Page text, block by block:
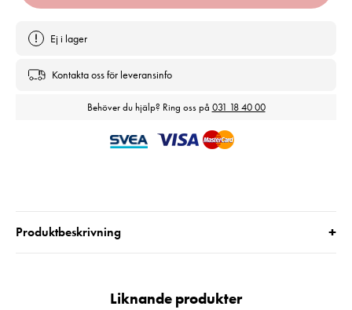
Ej i lager
Kontakta oss för leveransinfo
Behöver du hjälp? Ring oss på 031 18 40 00
Produktbeskrivning +
Liknande produkter